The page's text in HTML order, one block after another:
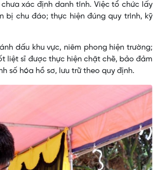
xác định danh tính. Việc tổ chức lấy
bị chu đáo; thực hiện đúng quy trình, kỹ
dấu khu vực, niêm phong hiện trường;
liệt sĩ được thực hiện chặt chẽ, bảo đảm
số hóa hồ sơ, lưu trữ theo quy định.